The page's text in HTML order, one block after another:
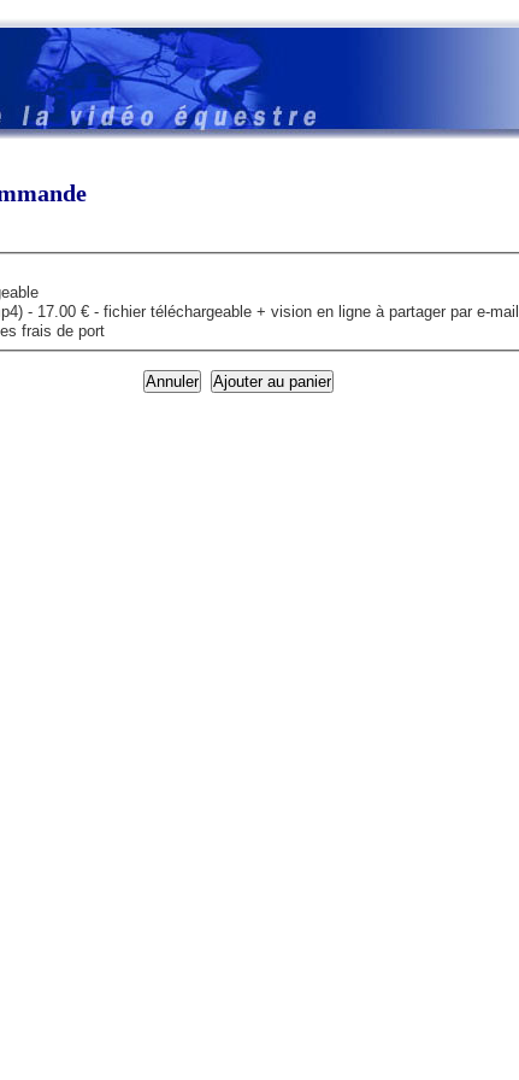
- 17.00 € - fichier téléchargeable + vision en ligne à partager par e-mail
frais de port